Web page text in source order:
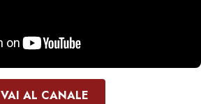
VAI AL CANALE